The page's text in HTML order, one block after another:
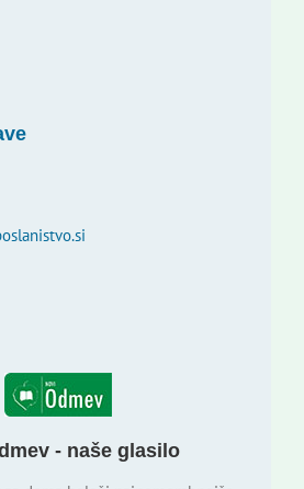
- naše glasilo